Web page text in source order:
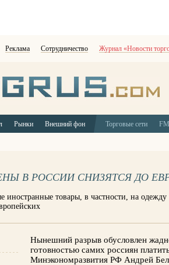
Реклама Сотрудничество Журнал «Новости
Рынки Внешний фон Торговые сети
В РОССИИ СНИЗЯТСЯ ДО
иностранные товары, в частности, на одежду
Нынешний разрыв обусловлен
готовностью самих россиян
Минэкономразвития РФ Андрей